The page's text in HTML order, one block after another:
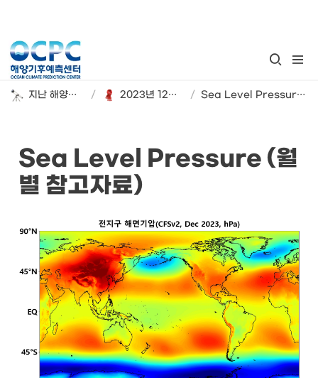
지난 해양기후 계절 전망 / 2023년 12월~2024년 2월 해양기후 시범 전망 / Sea Level Pressure (월별 참고자료)
Sea Level Pressure (월
별 참고자료)